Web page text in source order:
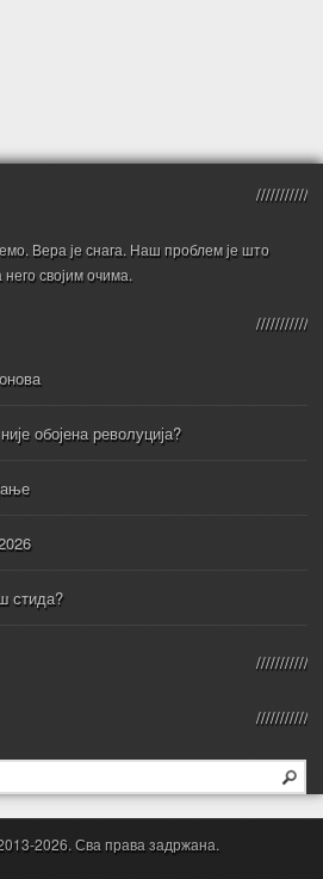
Вера је снага. Наш проблем је што
својим очима.
обојена револуција?
стида?
2026. Сва права задржана.